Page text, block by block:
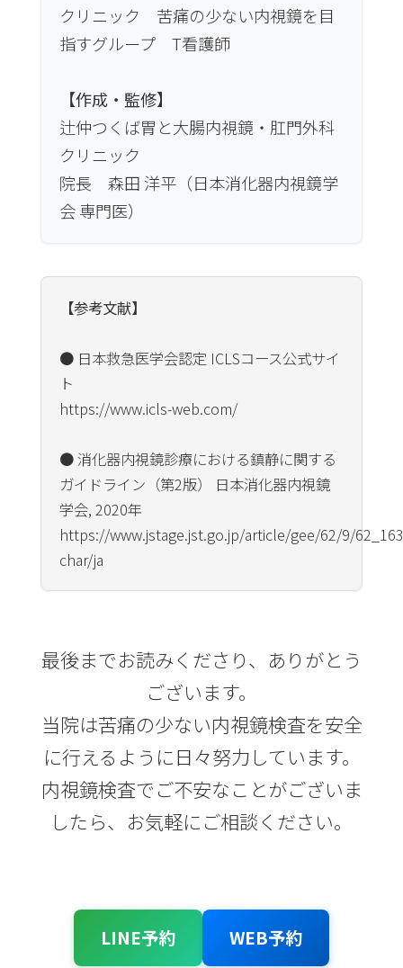
いた無痛の工夫」は、まさに、症状
がないにも関わらず、将来のために
その抵抗感やご不安を限りなくゼロ
に近づけるためにあります。
クリニック 苦痛の少ない内視鏡を目
指すグループ T看護師
【作成・監修】
辻仲つくば胃と大腸内視鏡・肛門外科
クリニック
院長 森田 洋平（日本消化器内視鏡学
会 専門医）
【参考文献】
● 日本救急医学会認定 ICLSコース公式サイ
ト
https://www.icls-web.com/
● 消化器内視鏡診療における鎮静に関する
ガイドライン（第2版） 日本消化器内視鏡
学会, 2020年
https://www.jstage.jst.go.jp/article/gee/62/9/
char/ja
最後までお読みくださり、ありがとう
ございます。
当院は苦痛の少ない内視鏡検査を安全
に行えるように日々努力しています。
内視鏡検査でご不安なことがございま
したら、お気軽にご相談ください。
LINE予約 WEB予約